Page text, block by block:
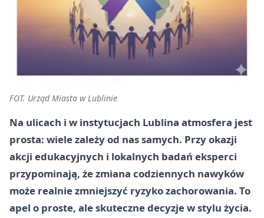
FOT. Urząd Miasta w Lublinie
Na ulicach i w instytucjach Lublina atmosfera jest
prosta: wiele zależy od nas samych. Przy okazji
akcji edukacyjnych i lokalnych badań eksperci
przypominają, że zmiana codziennych nawyków
może realnie zmniejszyć ryzyko zachorowania. To
apel o proste, ale skuteczne decyzje w stylu życia.